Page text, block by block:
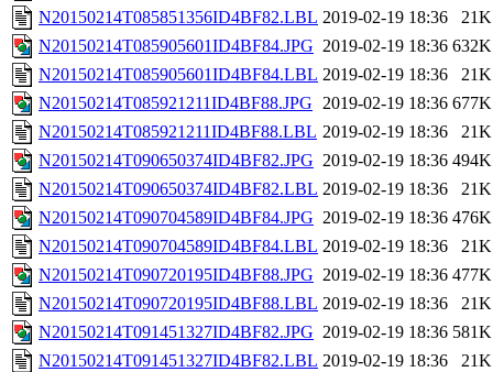
N20150214T085851356ID4BF82.LBL 2019-02-19 18:36
21K
N20150214T085905601ID4BF84.JPG 2019-02-19 18:36 632K
N20150214T085905601ID4BF84.LBL 2019-02-19 18:36
21K
N20150214T085921211ID4BF88.JPG 2019-02-19 18:36 677K
N20150214T085921211ID4BF88.LBL 2019-02-19 18:36
21K
N20150214T090650374ID4BF82.JPG 2019-02-19 18:36 494K
N20150214T090650374ID4BF82.LBL 2019-02-19 18:36
21K
N20150214T090704589ID4BF84.JPG 2019-02-19 18:36 476K
N20150214T090704589ID4BF84.LBL 2019-02-19 18:36
21K
N20150214T090720195ID4BF88.JPG 2019-02-19 18:36 477K
N20150214T090720195ID4BF88.LBL 2019-02-19 18:36
21K
N20150214T091451327ID4BF82.JPG 2019-02-19 18:36 581K
N20150214T091451327ID4BF82.LBL 2019-02-19 18:36
21K